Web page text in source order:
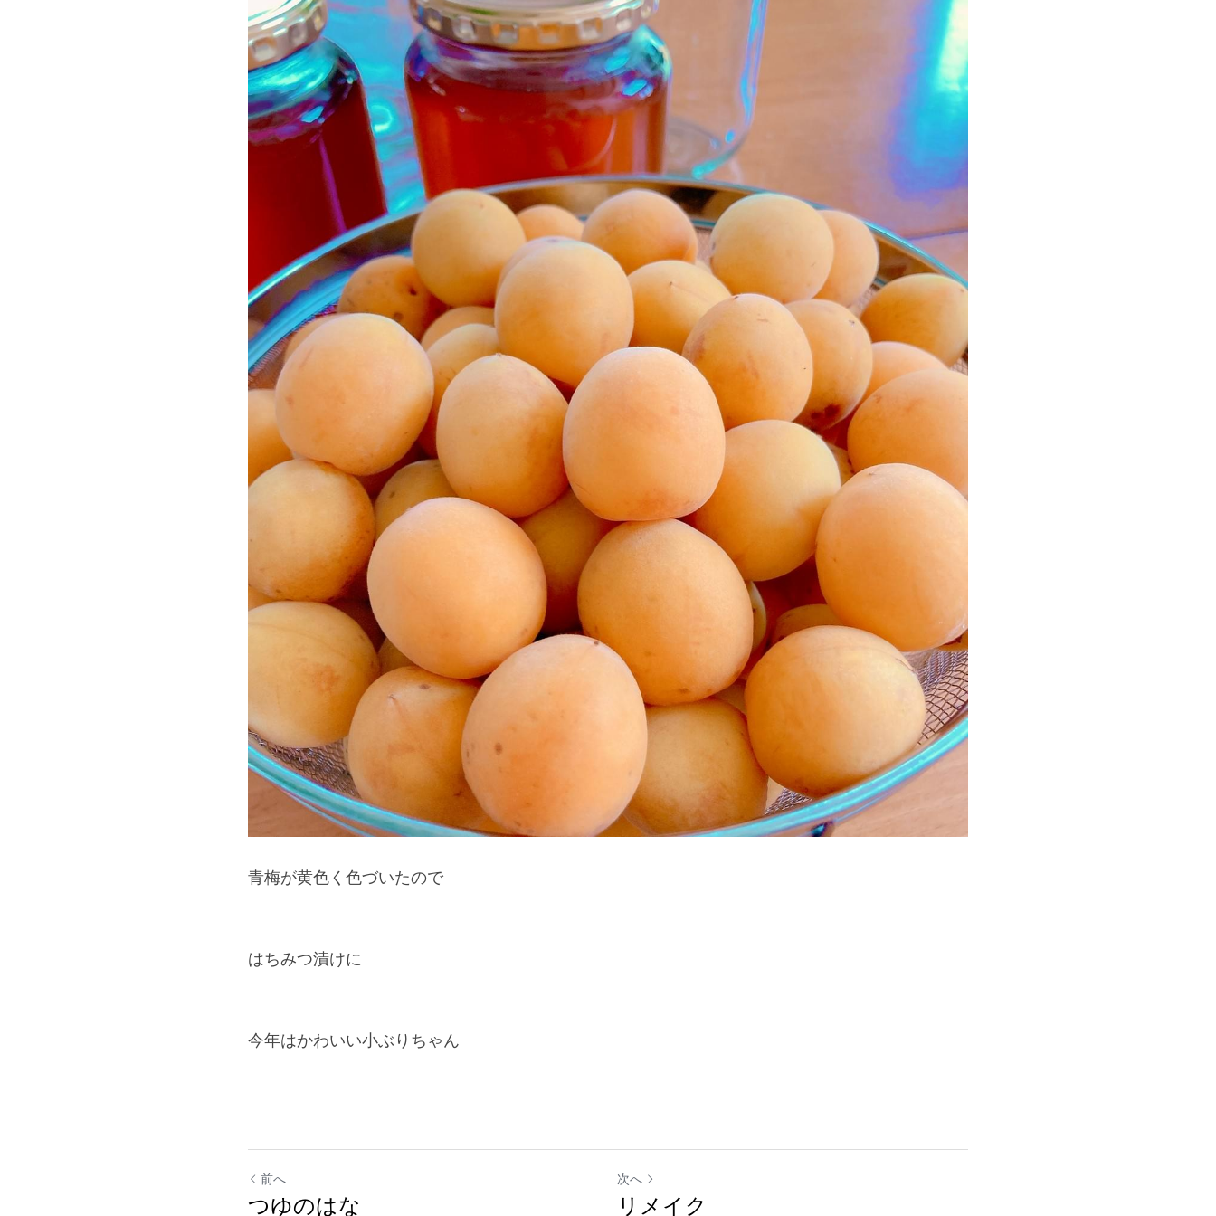
青梅が黄色く色づいたので
はちみつ漬けに
今年はかわいい小ぶりちゃん
前へ
つゆのはな
次へ
リメイク